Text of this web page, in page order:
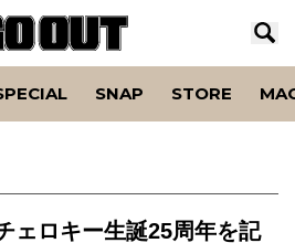
SNAP STORE
ェロキー生誕25周年を記